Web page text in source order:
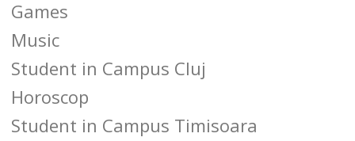
Games
Music
Student in Campus Cluj
Horoscop
Student in Campus Timisoara